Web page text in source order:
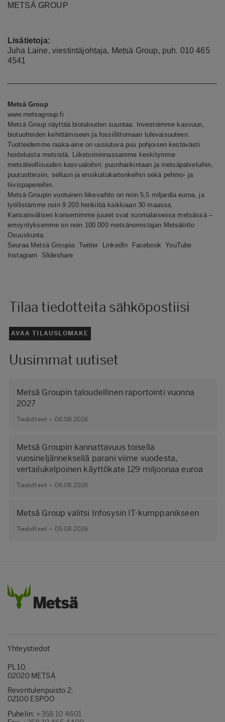
METSÄ GROUP
Lisätietoja:
Juha Laine, viestintäjohtaja, Metsä Group, puh. 010 465
4541
Metsä Group
www.metsagroup.fi
Metsä Group näyttää biotalouden suuntaa. Investoimme kasvuun,
biotuotteiden kehittämiseen ja fossiilittomaan tulevaisuuteen.
Tuotteidemme raaka-aine on uusiutuva puu pohjoisen kestävästi
hoidetuista metsistä. Liiketoiminnassamme keskitymme
metsäteollisuuden kasvualoihin: puunhankintaan ja metsäpalveluihin,
puutuotteisiin, selluun ja ensikuitukartonkeihin sekä pehmo- ja
tiivispapereihin.
Metsä Groupin vuotuinen liikevaihto on noin 5,5 miljardia euroa, ja
työllistämme noin 9 200 henkilöä kaikkiaan 30 maassa.
Kansainvälisen konsernimme juuret ovat suomalaisessa metsässä –
emoyrityksemme on noin 100 000 metsänomistajan Metsäliitto
Osuuskunta.
Seuraa Metsä Groupia: Twitter LinkedIn Facebook
YouTube
Instagram
Slideshare
Tilaa tiedotteita sähköpostiisi
AVAA TILAUSLOMAKE
Uusimmat uutiset
Metsä Groupin taloudellinen raportointi vuonna
2027
Tiedotteet – 06.08.2026
Metsä Groupin kannattavuus toisella
vuosineljänneksellä parani viime vuodesta,
vertailukelpoinen käyttökate 129 miljoonaa euroa
Tiedotteet – 06.08.2026
Metsä Group valitsi Infosysin IT-kumppanikseen
Tiedotteet – 05.08.2026
Yhteystiedot
PL 10,
02020 METSÄ
Revontulenpuisto 2,
02100 ESPOO
Puhelin: +358 10 4601